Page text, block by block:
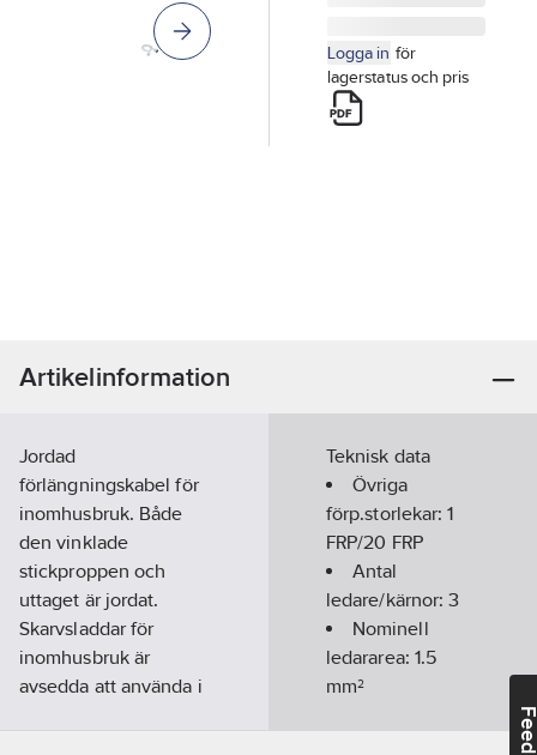
Logga in för
lagerstatus och pris
Artikelinformation
Jordad
förlängningskabel för
inomhusbruk. Både
den vinklade
stickproppen och
uttaget är jordat.
Skarvsladdar för
inomhusbruk är
avsedda att använda i
Teknisk data
Övriga
förp.storlekar:1
FRP/20 FRP
Antal
ledare/kärnor:3
Nominell
ledararea: 1.5
mm²